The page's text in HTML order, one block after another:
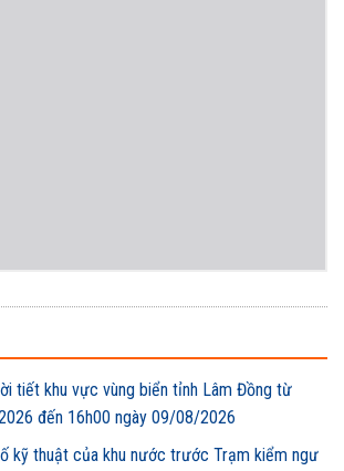
tiết khu vực vùng biển tỉnh Lâm Đồng từ
đến 16h00 ngày 09/08/2026
kỹ thuật của khu nước trước Trạm kiểm ngư